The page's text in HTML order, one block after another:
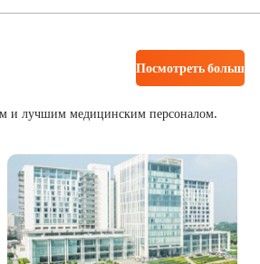
Посмотреть больше
и лучшим медицинским персоналом.